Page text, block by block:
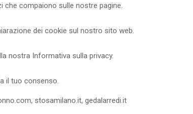
compaiono sulle nostre pagine.
dei cookie sul nostro sito web.
nostra Informativa sulla privacy.
il tuo consenso.
stosamilano.it, gedalarredi.it